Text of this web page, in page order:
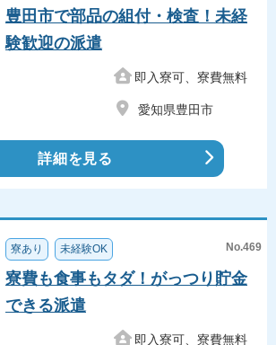
豊田市で部品の組付・検査！未経
験歓迎の派遣
即入寮可、寮費無料
愛知県豊田市
詳細を見る
寮あり 未経験OK No.469
寮費も食事もタダ！がっつり貯金
できる派遣
即入寮可、寮費無料